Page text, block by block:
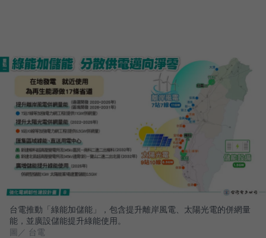
台電推動「綠能加儲能」，包含提升離岸風電、太陽光電的併網量
能，並廣設儲能提升綠能使用。
圖／ 台電